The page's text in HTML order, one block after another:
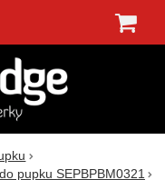
pupku SEPBPBM0321